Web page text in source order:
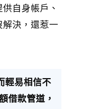
自身帳戶、
決，還惹一
輕易相信不
借款管道，